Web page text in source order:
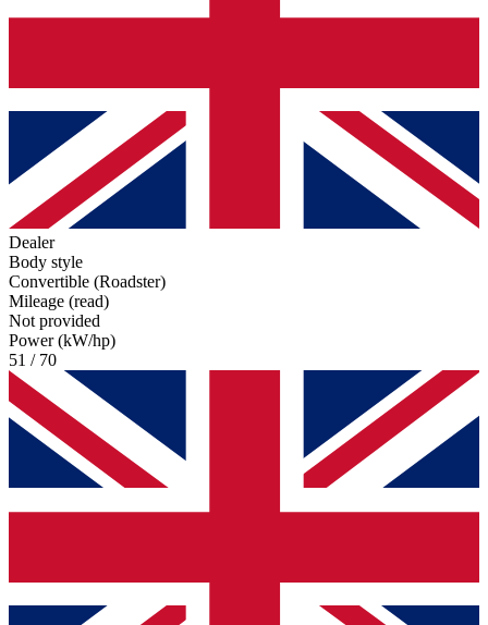
Dealer
Body style
Convertible (Roadster)
Mileage (read)
Not provided
Power (kW/hp)
51 / 70